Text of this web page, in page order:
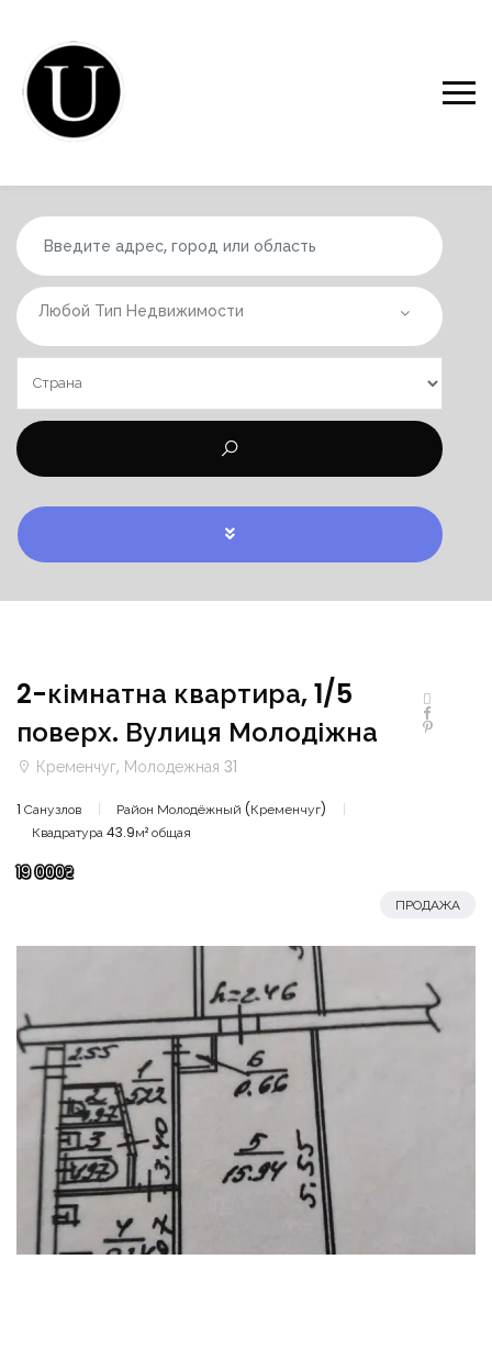
Любой Тип Недвижимости
2-кімнатна квартира, 1/5
поверх. Вулиця Молодіжна
Кременчуг, Молодежная 31
1 Санузлов
Район Молодёжный (Кременчуг)
Квадратура 43.9м² общая
19 000₴
ПРОДАЖА